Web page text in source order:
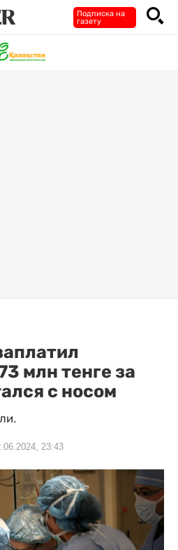
Подписка на
газету
млн тенге за
с носом
23:43